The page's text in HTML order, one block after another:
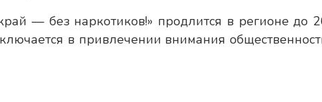
— без наркотиков!» продлится в регионе до
в привлечении внимания